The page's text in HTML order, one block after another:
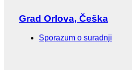
Grad Orlova, Češka
Sporazum o suradnji